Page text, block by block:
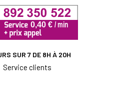
SUR 7 DE 8H À 20H
Service clients